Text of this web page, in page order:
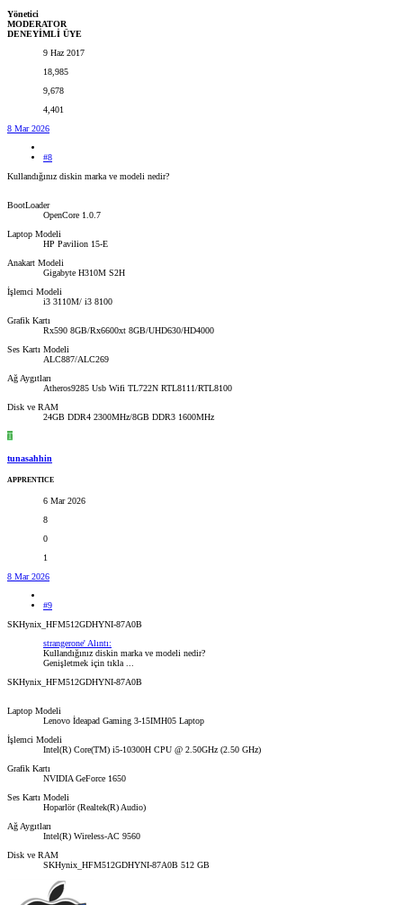
Yönetici
MODERATOR
DENEYİMLİ ÜYE
9 Haz 2017
18,985
9,678
4,401
8 Mar 2026
#8
Kullandığınız diskin marka ve modeli nedir?
BootLoader
OpenCore 1.0.7
Laptop Modeli
HP Pavilion 15-E
Anakart Modeli
Gigabyte H310M S2H
İşlemci Modeli
i3 3110M/ i3 8100
Grafik Kartı
Rx590 8GB/Rx6600xt 8GB/UHD630/HD4000
Ses Kartı Modeli
ALC887/ALC269
Ağ Aygıtları
Atheros9285 Usb Wifi TL722N RTL8111/RTL8100
Disk ve RAM
24GB DDR4 2300MHz/8GB DDR3 1600MHz
T
tunasahhin
APPRENTICE
6 Mar 2026
8
0
1
8 Mar 2026
#9
SKHynix_HFM512GDHYNI-87A0B
strangerone' Alıntı:
Kullandığınız diskin marka ve modeli nedir?
Genişletmek için tıkla ...
SKHynix_HFM512GDHYNI-87A0B
Laptop Modeli
Lenovo İdeapad Gaming 3-15IMH05 Laptop
İşlemci Modeli
Intel(R) Core(TM) i5-10300H CPU @ 2.50GHz (2.50 GHz)
Grafik Kartı
NVIDIA GeForce 1650
Ses Kartı Modeli
Hoparlör (Realtek(R) Audio)
Ağ Aygıtları
Intel(R) Wireless-AC 9560
Disk ve RAM
SKHynix_HFM512GDHYNI-87A0B 512 GB